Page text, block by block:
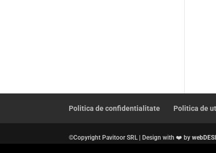
Politica de confidentialitate Politica de
©Copyright Pavitoor SRL | Design with ❤️ by